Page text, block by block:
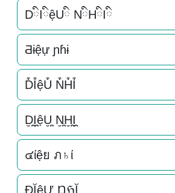
DིIིệUི NིHིIི
Ƌɨệự ɲɦɨ
D͒I͒ệU͒ N͒H͒I͒
D̬̤̯I̬̤̯ệU̬̤̯ N̬̤̯H̬̤̯I̬̤̯
๔ίệย ภ♄ί
ĐĬệỰ ŊℌĬ